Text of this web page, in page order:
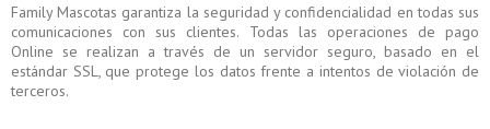
Family Mascotas garantiza la seguridad y confidencialidad en todas sus
comunicaciones con sus clientes. Todas las operaciones de pago
Online se realizan a través de un servidor seguro, basado en el
estándar SSL, que protege los datos frente a intentos de violación de
terceros.